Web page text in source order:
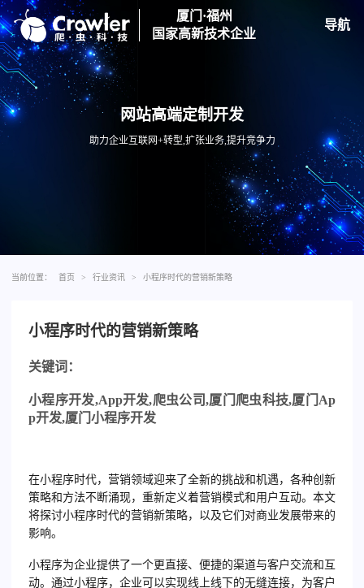
厦门·福州
国家高新技术企业
导航
网站高端定制开发
助力企业互联网+转型,扩张业务,提升竞争力
当前位置： 首页 > 行业资讯 > 小程序时代的营销新策略
小程序时代的营销新策略
关键词：
小程序开发,App开发,爬虫公司,厦门爬虫科技,厦门 Ap
p开发,厦门小程序开发
在小程序时代，营销领域迎来了全新的挑战和机遇，各种创新
策略和方法不断涌现，重新定义着营销模式和用户互动。本文
将探讨小程序时代的营销新策略，以及它们对商业发展带来的
影响。
小程序为企业提供了一个更直接、便捷的渠道与客户交流和互
动。通过小程序，企业可以实现线上线下的无缝连接，为客户